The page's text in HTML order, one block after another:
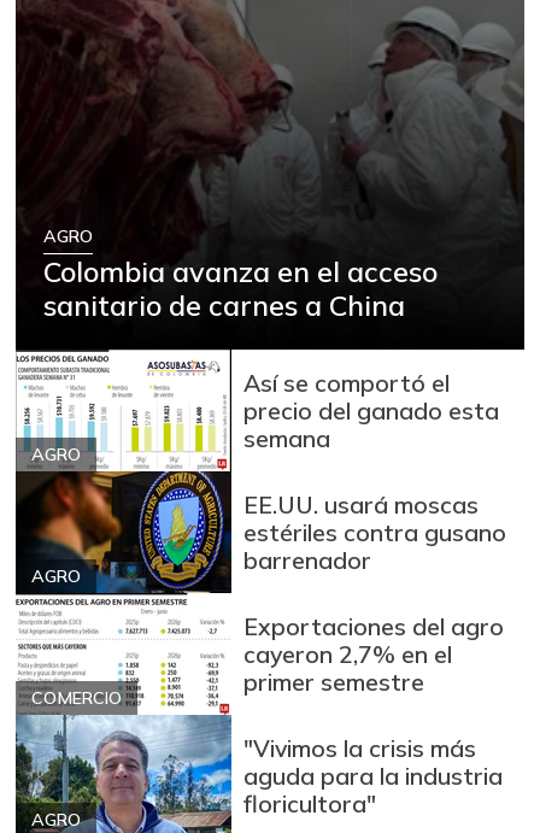
AGRO
Colombia avanza en el acceso
sanitario de carnes a China
AGRO
Así se comportó el
precio del ganado esta
semana
AGRO
EE.UU. usará moscas
estériles contra gusano
barrenador
COMERCIO
Exportaciones del agro
cayeron 2,7% en el
primer semestre
AGRO
"Vivimos la crisis más
aguda para la industria
floricultora"